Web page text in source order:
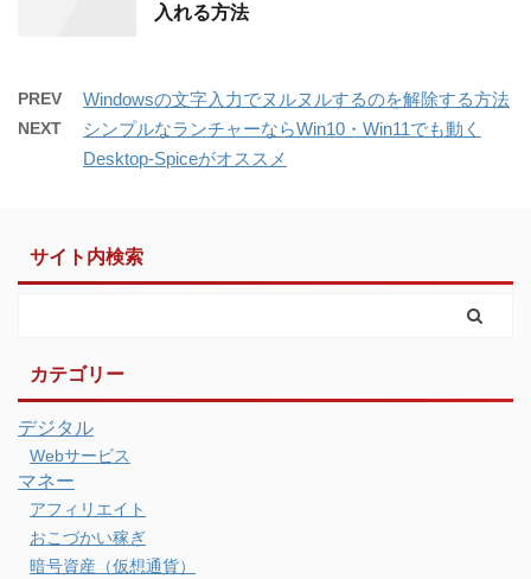
入れる方法
PREV Windowsの文字入力でヌルヌルするのを解除する方法
NEXT
シンプルなランチャーならWin10・Win11でも動く
Desktop-Spiceがオススメ
サイト内検索
カテゴリー
デジタル
Webサービス
マネー
アフィリエイト
おこづかい稼ぎ
暗号資産（仮想通貨）